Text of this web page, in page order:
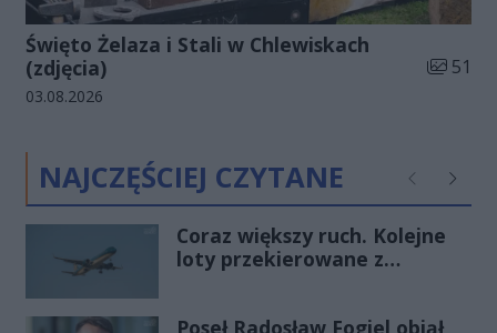
Święto Żelaza i Stali w Chlewiskach
(zdjęcia)
Liczba
51
Data dodania galerii:
03.08.2026
NAJCZĘŚCIEJ CZYTANE Poprzednie
Coraz większy ruch. Kolejne
loty przekierowane z